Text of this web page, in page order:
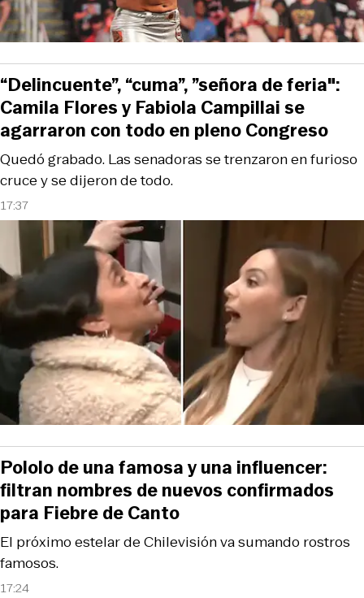
17:37
Quedó grabado. Las senadoras se trenzaron en furioso
cruce y se dijeron de todo.
“Delincuente”, “cuma”, ”señora de feria":
Camila Flores y Fabiola Campillai se
agarraron con todo en pleno Congreso
17:24
El próximo estelar de Chilevisión va sumando rostros
famosos.
Pololo de una famosa y una influencer:
filtran nombres de nuevos confirmados
para Fiebre de Canto